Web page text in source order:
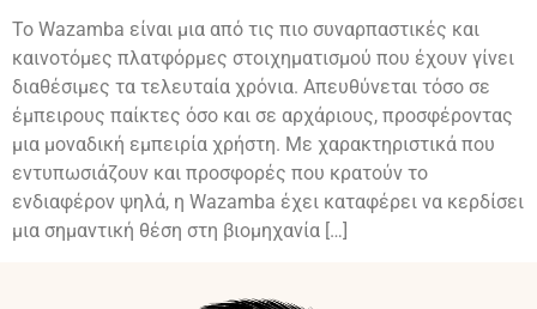
Το Wazamba είναι μια από τις πιο συναρπαστικές και
καινοτόμες πλατφόρμες στοιχηματισμού που έχουν γίνει
διαθέσιμες τα τελευταία χρόνια. Απευθύνεται τόσο σε
έμπειρους παίκτες όσο και σε αρχάριους, προσφέροντας
μια μοναδική εμπειρία χρήστη. Με χαρακτηριστικά που
εντυπωσιάζουν και προσφορές που κρατούν το
ενδιαφέρον ψηλά, η Wazamba έχει καταφέρει να κερδίσει
μια σημαντική θέση στη βιομηχανία […]